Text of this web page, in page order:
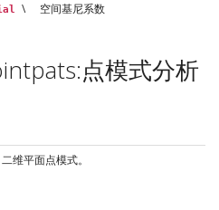
\
空间基尼系数
点模式分析
二维平面点模式。